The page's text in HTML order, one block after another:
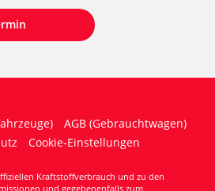
AGB (Gebrauchtwagen)
Cookie-Einstellungen
Kraftstoffverbrauch und zu den